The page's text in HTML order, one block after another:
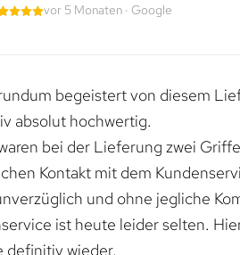
vor 5 Monaten · Google
begeistert von diesem
absolut hochwertig.
bei der Lieferung zwei
Kontakt mit dem
und ohne jegliche
ist heute leider selten.
definitiv wieder.